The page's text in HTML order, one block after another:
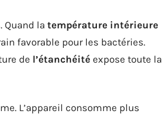
Quand la température intérieure
favorable pour les bactéries.
de l’étanchéité expose toute la
L’appareil consomme plus